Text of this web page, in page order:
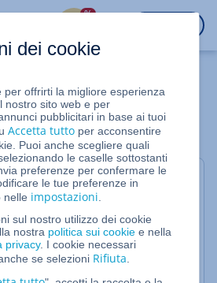
%
l'indirizzo del
Thunderbird
ti spieghiamo come verificare e
del mittente su Mozilla
dell'account di posta elettronica è
la versione 102.12.0 di Mozilla
una versione diversa, i
dei cookie
per offrirti la migliore esperienza
nostro sito web e per
pubblicitari in base ai tuoi
Accetta tutto per acconsentire
Puoi anche scegliere quali
le caselle sottostanti
preferenze per confermare le
le tue preferenze in
nelle impostazioni
sul nostro utilizzo dei cookie
nostra politica sui cookie e nella
privacy. I cookie necessari
se selezioni Rifiuta